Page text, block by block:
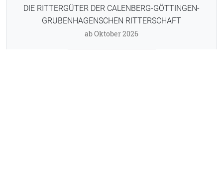
DIE RITTERGÜTER DER CALENBERG-GÖTTINGEN-
GRUBENHAGENSCHEN RITTERSCHAFT
ab Oktober 2026